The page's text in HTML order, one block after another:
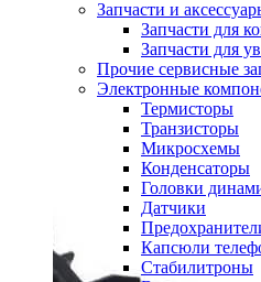
Запчасти и
Запчасти для
Запчасти для
Прочие сервисные
Электронные
Термисторы
Транзисторы
Микросхемы
Конденсаторы
Головки
Датчики
Капсюли
Стабилитроны